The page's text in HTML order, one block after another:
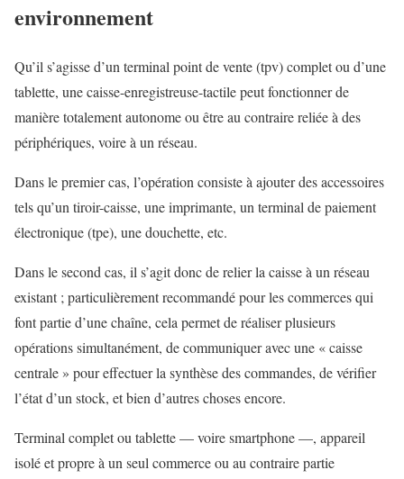
environnement
Qu’il s’agisse d’un terminal point de vente (tpv) complet ou d’une
tablette, une caisse-enregistreuse-tactile peut fonctionner de
manière totalement autonome ou être au contraire reliée à des
périphériques, voire à un réseau.
Dans le premier cas, l’opération consiste à ajouter des accessoires
tels qu’un tiroir-caisse, une imprimante, un terminal de paiement
électronique (tpe), une douchette, etc.
Dans le second cas, il s’agit donc de relier la caisse à un réseau
existant ; particulièrement recommandé pour les commerces qui
font partie d’une chaîne, cela permet de réaliser plusieurs
opérations simultanément, de communiquer avec une « caisse
centrale » pour effectuer la synthèse des commandes, de vérifier
l’état d’un stock, et bien d’autres choses encore.
Terminal complet ou tablette — voire smartphone —, appareil
isolé et propre à un seul commerce ou au contraire partie